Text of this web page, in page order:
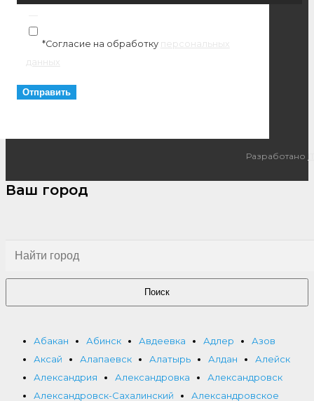
*Согласие на обработку персональных
данных
Разработано
Ваш город
Поиск
Абакан Абинск Авдеевка Адлер
Азов
Аксай
Алапаевск Алатырь Алдан
Алейск
Александрия
Александровка
Александровск
Александровск-Сахалинский
Александровское